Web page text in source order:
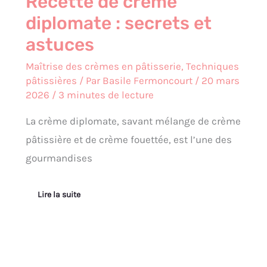
diplomate : secrets et
astuces
Maîtrise des crèmes en pâtisserie,Techniques
pâtissières / Par Basile Fermoncourt / 20 mars
2026 / 3 minutes de lecture
La crème diplomate, savant mélange de crème
pâtissière et de crème fouettée, est l’une des
gourmandises
Lire la suite